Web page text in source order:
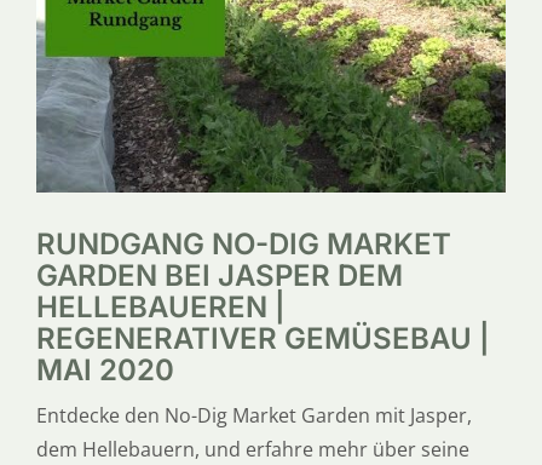
SERVICE
ÜBER UNS
RUNDGANG NO-DIG MARKET
GARDEN BEI JASPER DEM
HELLEBAUEREN |
REGENERATIVER GEMÜSEBAU |
MAI 2020
Entdecke den No-Dig Market Garden mit Jasper,
dem Hellebauern, und erfahre mehr über seine